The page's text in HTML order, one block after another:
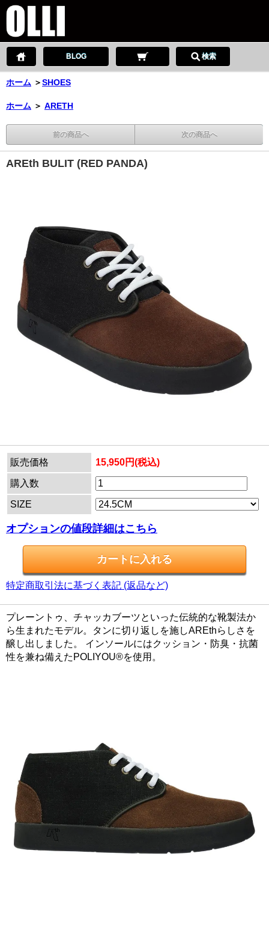
BLOG 検索
ホーム ＞SHOES
ホーム ＞ ARETH
前の商品へ 次の商品へ
AREth BULIT (RED PANDA)
販売価格 15,950円(税込)
購入数
SIZE
オプションの値段詳細はこちら
特定商取引法に基づく表記 (返品など)
プレーントゥ、チャッカブーツといった伝統的な靴製法か
ら生まれたモデル。タンに切り返しを施しAREthらしさを
醸し出しました。 インソールにはクッション・防臭・抗菌
性を兼ね備えたPOLIYOU®を使用。